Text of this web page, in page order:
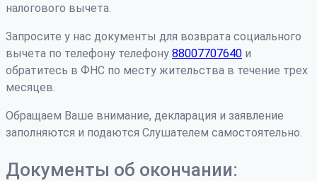
налогового вычета.
Запросите у нас документы для возврата социального
вычета по телефону телефону 88007707640 и
обратитесь в ФНС по месту жительства в течение трех
месяцев.
Обращаем Ваше внимание, декларация и заявление
заполняются и подаются Слушателем самостоятельно.
Документы об окончании: